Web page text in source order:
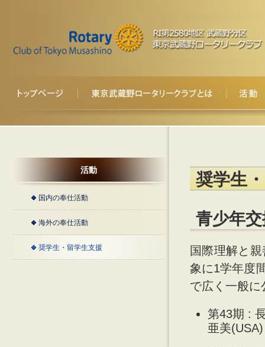
奨学生
青少年
国際理解と
象に1学年度
で広く一般に
第43期 :
亜美(USA)
活動
国内の奉仕活動
海外の奉仕活動
奨学生・留学生支援